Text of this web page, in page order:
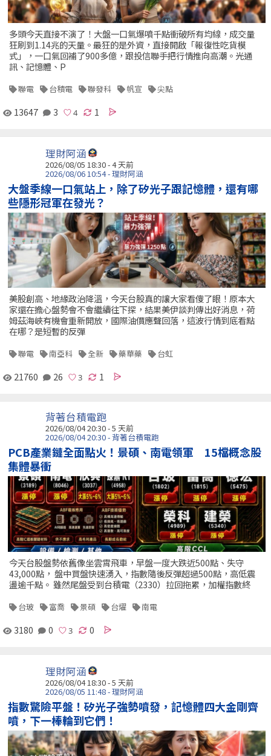
多頭今天直接不演了！大盤一口氣爆噴千點衝破所有均線，成交量
狂刷到1.14兆的天量。最狂的是外資，直接開啟「報復性吃貨模
式」，一口氣回補了900多億，跟投信聯手把行情推向高潮。光通
訊、記憶體、P
聯電 台積電 聯發科 帆宣 尖點
13647 3 1
理財阿涵
2026/08/05 18:30 - 4 天前
2026/08/06 10:54 - 理財阿涵
大盤季線一口氣站上，除了矽光子跟記憶體，還有哪
些隱形冠軍在發光？
美股創高、地緣政治降溫，今天台股真的讓大家看傻了眼！原本大
家還在擔心盤勢會不會繼續往下探，結果美伊談判傳出好消息，荷
姆茲海峽有機會重新開放，國際油價應聲回落，這波行情到底看點
在哪？是短暫的反彈
聯電 南亞科 全新 藥華藥 台虹
21760 26 1
背著台積電跑
2026/08/04 20:30 - 5 天前
2026/08/04 20:30 - 背著台積電跑
PCB產業鏈全面點火！景碩、南電領軍 15檔概念股
集體暴衝
今天台股盤勢依舊像坐雲霄飛車，早盤一度大跌近500點、失守
43,000點， 盤中買盤快速湧入，指數隨後反彈超過500點，高低震
盪逾千點。 雖然尾盤受到台積電（2330）拉回拖累，加權指數終
台玻 富喬 景碩 台燿 南電
3180 0 0
理財阿涵
2026/08/04 18:30 - 5 天前
2026/08/05 11:48 - 理財阿涵
指數驚險平盤！矽光子強勢噴發，記憶體四大金剛齊
噴，下一棒輪到它們！